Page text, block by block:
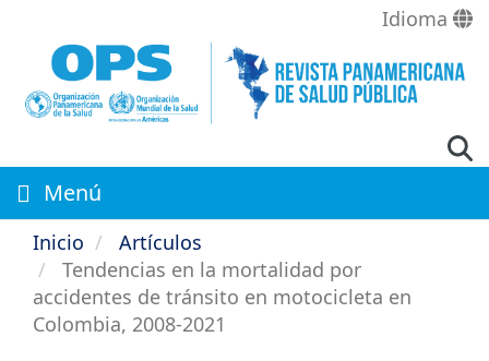
contenido
principal
Idioma
Menú
Inicio
Artículos
Tendencias en la mortalidad por
accidentes de tránsito en motocicleta en
Colombia, 2008-2021